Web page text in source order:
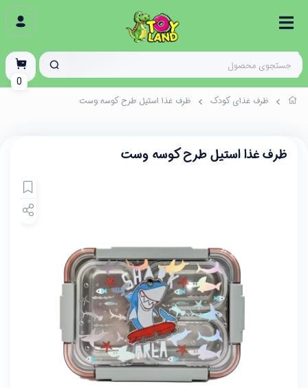
ظرف غذای کودک ظرف غذا استیل طرح کوسه وست
ظرف غذا استیل طرح کوسه وست
0